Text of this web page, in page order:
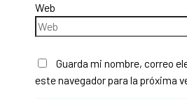
Web
Guarda mi nombre, correo
este navegador para la próxima